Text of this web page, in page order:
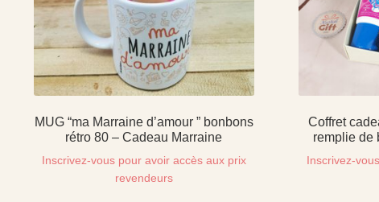
MUG “ma Marraine d’amour ” bonbons
rétro 80 – Cadeau Marraine
Inscrivez-vous pour avoir accès aux prix
revendeurs
Coffret
remplie de
Inscrivez-